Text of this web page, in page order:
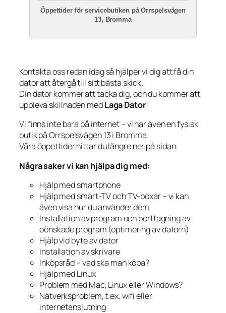
Öppettider för servicebutiken på Orrspelsvägen
13, Bromma
Kontakta oss redan idag så hjälper vi dig att få din
dator att återgå till sitt bästa skick.
Din dator kommer att tacka dig, och du kommer att
uppleva skillnaden medLaga Dator!
Vi finns inte bara på internet – vi har även en fysisk
butik på Orrspelsvägen 13 i Bromma.
Våra öppettider hittar du längre ner på sidan.
Några saker vi kan hjälpa dig med:
Hjälp med smartphone
Hjälp med smart-TV och TV-boxar – vi kan
även visa hur du använder dem
Installation av program och borttagning av
oönskade program (optimering av datorn)
Hjälp vid byte av dator
Installation av skrivare
Inköpsråd – vad ska man köpa?
Hjälp med Linux
Problem med Mac, Linux eller Windows?
Nätverksproblem, t.ex. wifi eller
internetanslutning